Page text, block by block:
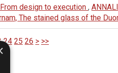
design to execution ,
The stained glass of the
24 25 26 > >>